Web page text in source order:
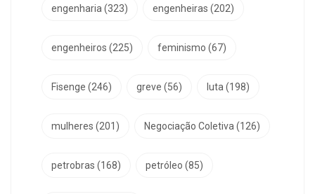
engenharia(323) engenheiras (202)
engenheiros (225) feminismo (67)
Fisenge (246) greve (56) luta(198)
mulheres (201) Negociação Coletiva(126)
petrobras (168) petróleo (85)